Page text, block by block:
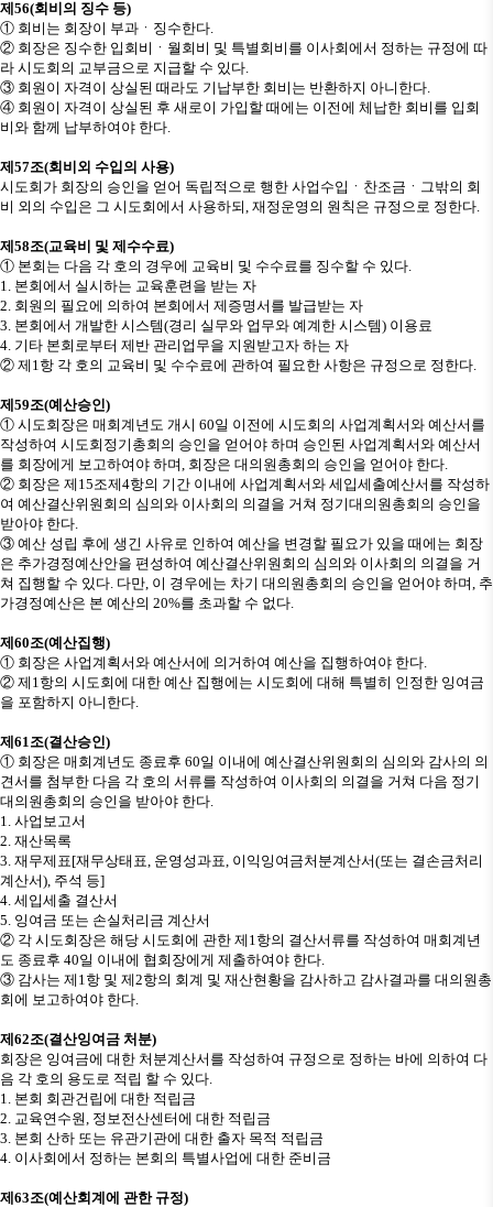
제 56(회비의 징수 등)
① 회비는 회장이 부과 ㆍ 징수한다.
② 회장은 징수한 입회비 ㆍ 월회비 및 특별회비를 이사회에서 정하는 규정에 따
라 시도회의 교부금으로 지급할 수 있다.
③ 회원이 자격이 상실된 때라도 기납부한 회비는 반환하지 아니한다.
④ 회원이 자격이 상실된 후 새로이 가입할 때에는 이전에 체납한 회비를 입회
비와 함께 납부하여야 한다.
제 57조(회비외 수입의 사용)
시도회가 회장의 승인을 얻어 독립적으로 행한 사업수입 ㆍ 찬조금 ㆍ 그밖의 회
비 외의 수입은 그 시도회에서 사용하되, 재정운영의 원칙은 규정으로 정한다.
제 58조(교육비 및 제수수료)
① 본회는 다음 각 호의 경우에 교육비 및 수수료를 징수할 수 있다.
1. 본회에서 실시하는 교육훈련을 받는 자
2. 회원의 필요에 의하여 본회에서 제증명서를 발급받는 자
3. 본회에서 개발한 시스템(경리 실무와 업무와 예계한 시스템) 이용료
4. 기타 본회로부터 제반 관리업무을 지원받고자 하는 자
② 제 1항 각 호의 교육비 및 수수료에 관하여 필요한 사항은 규정으로 정한다.
제 59조(예산승인)
① 시도회장은 매회계년도 개시 60일 이전에 시도회의 사업계획서와 예산서를
작성하여 시도회정기총회의 승인을 얻어야 하며 승인된 사업계획서와 예산서
를 회장에게 보고하여야 하며, 회장은 대의원총회의 승인을 얻어야 한다.
② 회장은 제 15조제4항의 기간 이내에 사업계획서와 세입세출예산서를 작성하
여 예산결산위원회의 심의와 이사회의 의결을 거쳐 정기대의원총회의 승인을
받아야 한다.
③ 예산 성립 후에 생긴 사유로 인하여 예산을 변경할 필요가 있을 때에는 회장
은 추가경정예산안을 편성하여 예산결산위원회의 심의와 이사회의 의결을 거
쳐 집행할 수 있다. 다만, 이 경우에는 차기 대의원총회의 승인을 얻어야 하며, 추
가경정예산은 본 예산의 20%를 초과할 수 없다.
제 60조(예산집행)
① 회장은 사업계획서와 예산서에 의거하여 예산을 집행하여야 한다.
② 제 1항의 시도회에 대한 예산 집행에는 시도회에 대해 특별히 인정한 잉여금
을 포함하지 아니한다.
제 61조(결산승인)
① 회장은 매회계년도 종료후 60일 이내에 예산결산위원회의 심의와 감사의 의
견서를 첨부한 다음 각 호의 서류를 작성하여 이사회의 의결을 거쳐 다음 정기
대의원총회의 승인을 받아야 한다.
1. 사업보고서
2. 재산목록
3. 재무제표[재무상태표, 운영성과표, 이익잉여금처분계산서(또는 결손금처리
계산서), 주석 등]
4. 세입세출 결산서
5. 잉여금 또는 손실처리금 계산서
② 각 시도회장은 해당 시도회에 관한 제 1항의 결산서류를 작성하여 매회계년
도 종료후 40일 이내에 협회장에게 제출하여야 한다.
③ 감사는 제 1항 및 제2항의 회계 및 재산현황을 감사하고 감사결과를 대의원총
회에 보고하여야 한다.
제 62조(결산잉여금 처분)
회장은 잉여금에 대한 처분계산서를 작성하여 규정으로 정하는 바에 의하여 다
음 각 호의 용도로 적립 할 수 있다.
1. 본회 회관건립에 대한 적립금
2. 교육연수원, 정보전산센터에 대한 적립금
3. 본회 산하 또는 유관기관에 대한 출자 목적 적립금
4. 이사회에서 정하는 본회의 특별사업에 대한 준비금
제 63조(예산회계에 관한 규정)